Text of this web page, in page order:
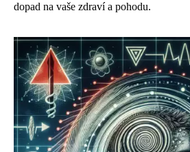
dopad na vaše zdraví a pohodu.